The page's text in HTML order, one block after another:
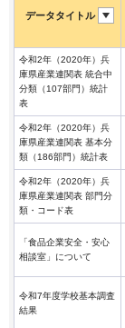
データタイトル
令和2年（2020年）兵
庫県産業連関表 統合中
分類（107部門）統計
表
令和2年（2020年）兵
庫県産業連関表 基本分
類（186部門）統計表
令和2年（2020年）兵
庫県産業連関表 部門分
類・コード表
「食品企業安全・安心
相談室」について
令和7年度学校基本調査
結果